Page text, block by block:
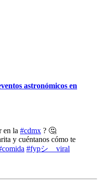
astronómicos en
en la #cdmx ? 🤔
y cuéntanos cómo te
#fypシ゚viral